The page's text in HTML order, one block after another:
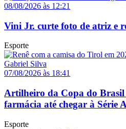
08/08/2026 às 12:21
Vini Jr. curte foto de atriz e
Esporte
07/08/2026 às 18:41
Artilheiro da Copa do Brasil
farmácia até chegar à Série A
Esporte